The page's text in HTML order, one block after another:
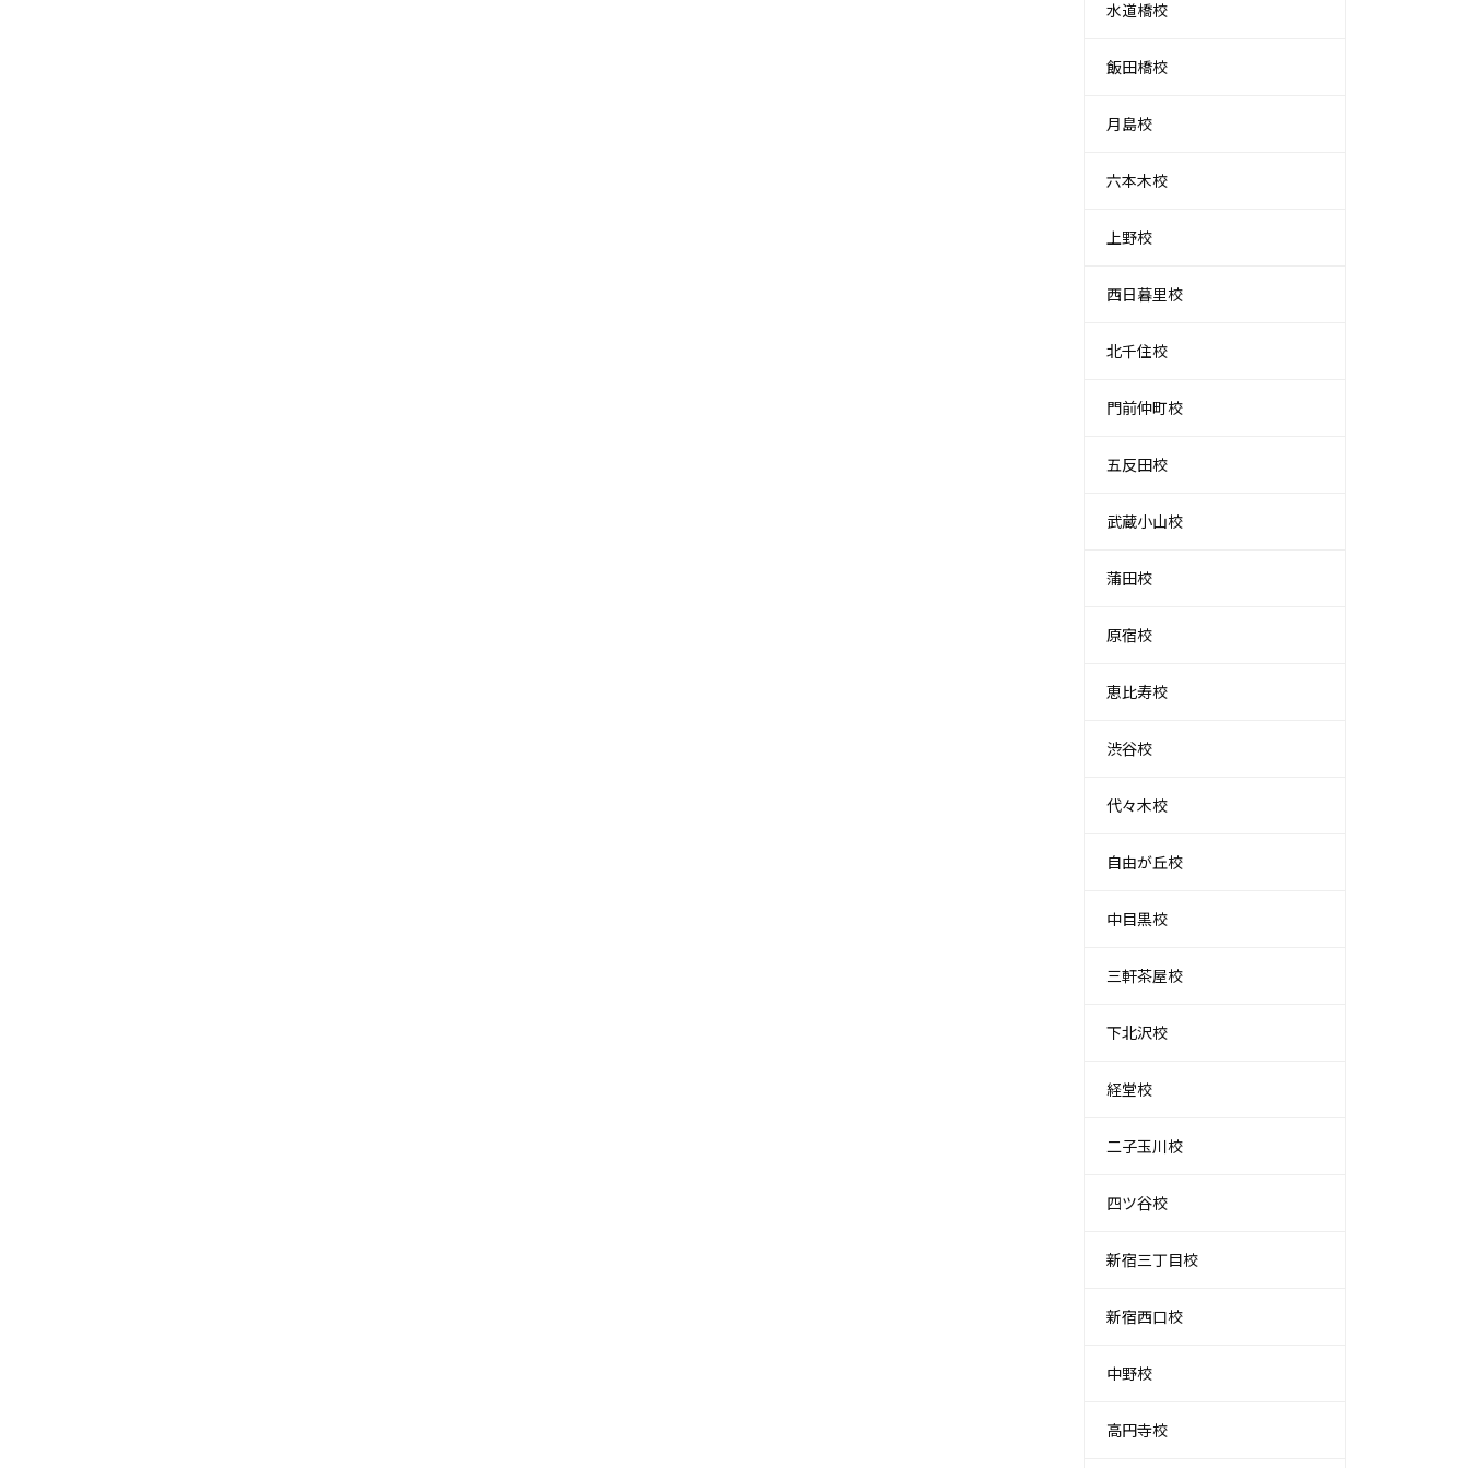
水道橋校
飯田橋校
月島校
六本木校
上野校
西日暮里校
北千住校
門前仲町校
五反田校
武蔵小山校
蒲田校
原宿校
恵比寿校
渋谷校
代々木校
自由が丘校
中目黒校
三軒茶屋校
下北沢校
経堂校
二子玉川校
四ツ谷校
新宿三丁目校
新宿西口校
中野校
高円寺校